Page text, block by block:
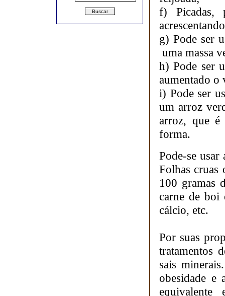
f) Picadas,
g) Pode ser
uma massa
h) Pode ser
aumentado o
i) Pode ser
um arroz
arroz, que é
forma.
Pode-se
Folhas cruas
100 gramas
carne de boi
cálcio, etc.
Por suas
tratamentos
sais
obesidade e